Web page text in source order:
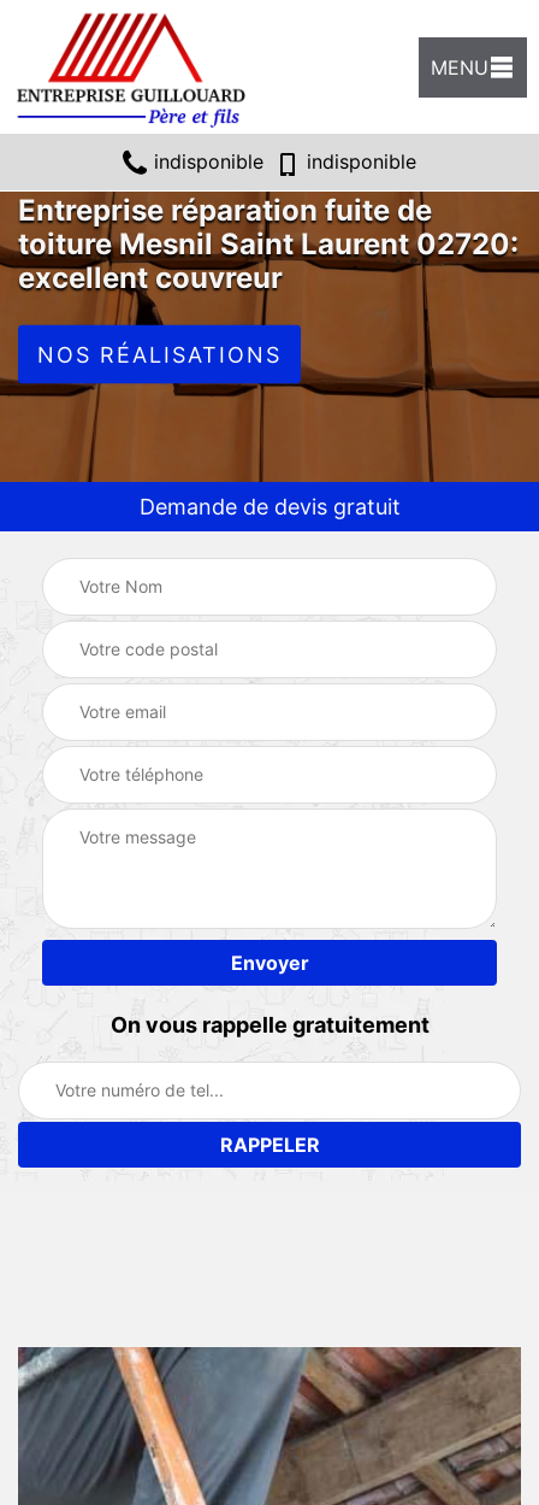
MENU
indisponible indisponible
Entreprise réparation fuite de
toiture Mesnil Saint Laurent 02720:
excellent couvreur
NOS RÉALISATIONS
Demande de devis gratuit
On vous rappelle gratuitement